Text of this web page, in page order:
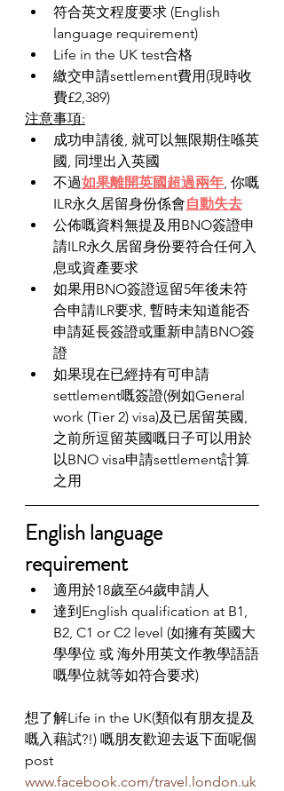
符合英文程度要求 (English
language requirement)
Life in the UK test合格
繳交申請settlement費用(現時收
費£2,389)
注意事項:
成功申請後, 就可以無限期住喺英
國, 同埋出入英國
不過如果離開英國超過兩年 , 你嘅
ILR永久居留身份係會自動失去
公佈嘅資料無提及用BNO簽證申
請ILR永久居留身份要符合任何入
息或資產要求
如果用BNO簽證逗留5年後未符
合申請ILR要求, 暫時未知道能否
申請延長簽證或重新申請BNO簽
證
如果現在已經持有可申請
settlement嘅簽證(例如General
work (Tier 2) visa)及已居留英國,
之前所逗留英國嘅日子可以用於
以BNO visa申請settlement計算
之用
English language
requirement
適用於18歲至64歲申請人
達到English qualification at B1,
B2, C1 or C2 level (如擁有英國大
學學位 或 海外用英文作教學語語
嘅學位就等如符合要求)
想了解Life in the UK(類似有朋友提及
嘅入藉試?!) 嘅朋友歡迎去返下面呢個
post
www.facebook.com/travel.london.uk